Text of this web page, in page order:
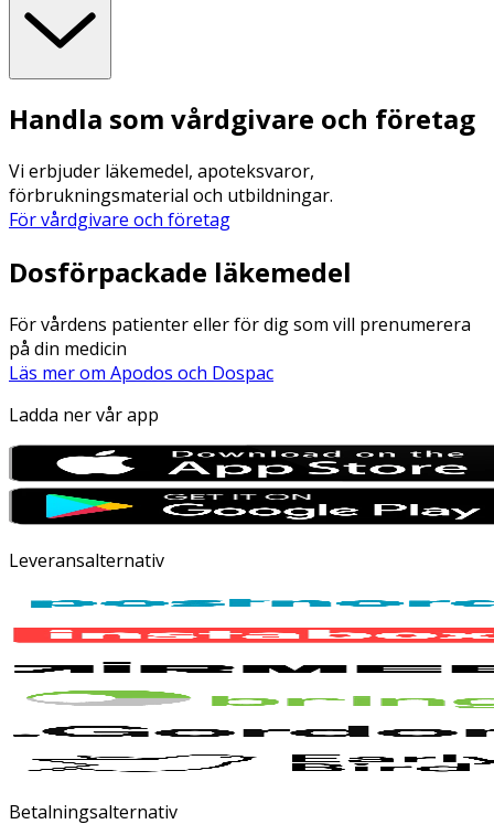
Handla som vårdgivare och företag
Vi erbjuder läkemedel, apoteksvaror,
förbrukningsmaterial och utbildningar.
För vårdgivare och företag
Dosförpackade läkemedel
För vårdens patienter eller för dig som vill prenumerera
på din medicin
Läs mer om Apodos och Dospac
Ladda ner vår app
Leveransalternativ
Betalningsalternativ